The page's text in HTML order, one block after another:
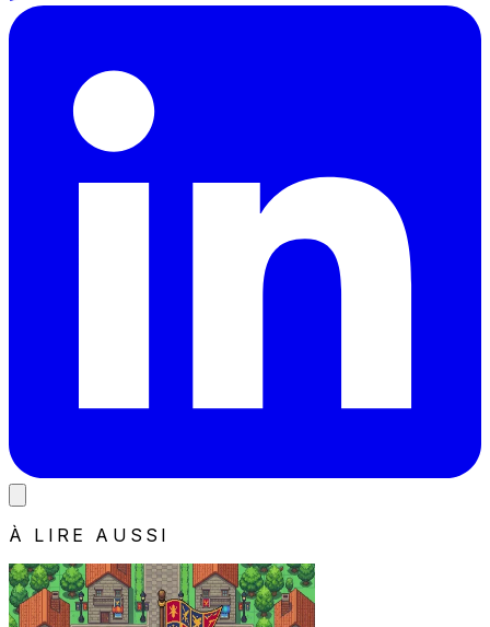
À LIRE AUSSI